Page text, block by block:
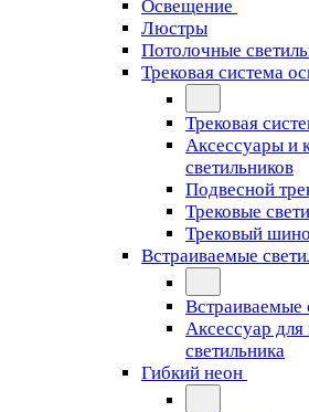
Освещение
Люстры
Потолочные
Трековая система
Трековая
Аксессуары и
светильников
Подвесной
Трековые
Трековый
Встраиваемые
Встраиваемые
Аксессуар для
светильника
Гибкий неон